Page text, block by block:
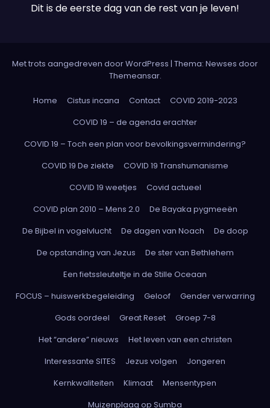
Dit is de eerste dag van de rest van je leven!
Met trots aangedreven door WordPress | Thema: Newses door
Themeansar.
Home Cistus incana Contact
COVID 2019-2023
COVID 19 – de agenda erachter
COVID 19 – Toch een plan voor bevolkingsvermindering?
COVID 19 De ziekte
COVID 19 Transhumanisme
COVID 19 weetjes
Covid actueel
COVID plan 2010 – Mens 2.0
De Bayaka pygmeeën
De Bijbel in vogelvlucht
De dagen van Noach
De doop
De opstanding van Jezus
De ster van Bethlehem
Een fietssleuteltje in de Stille Oceaan
FOCUS – huiswerkbegeleiding
Geloof
Gender verwarring
Gods oordeel
Great Reset
Groep 7-8
Het “andere” nieuws
Het leven van een christen
Interessante SITES
Jezus volgen
Jongeren
Kernkwaliteiten
Klimaat
Mensentypen
Muizenplaag op Sumba